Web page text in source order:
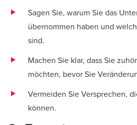
Sagen Sie, warum Sie das
übernommen haben und
sind.
Machen Sie klar, dass Sie
möchten, bevor Sie
Vermeiden Sie Versprechen,
können.